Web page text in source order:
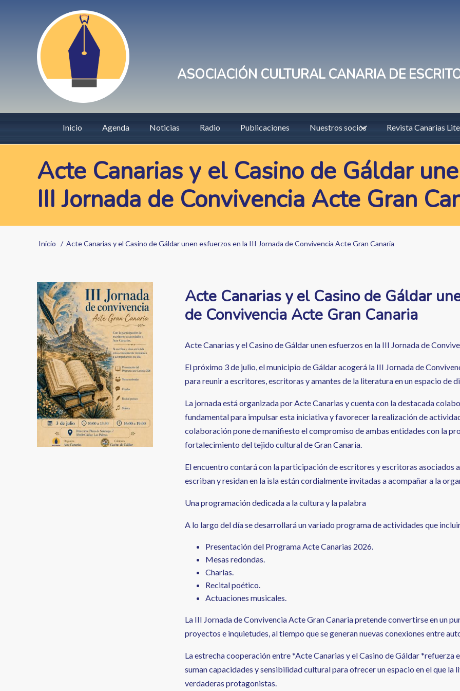
User
account
menu
ASOCIACIÓN CULTURAL CANARIA DE
Main
navigation
Inicio Agenda Noticias Radio Publicaciones Nuestros socios Revista Canarias
Acte Canarias y el Casino de Gáldar
III Jornada de Convivencia Acte Gran
Sobrescribir
de
ayuda
a
la
navegación
Inicio Acte Canarias y el Casino de Gáldar unen esfuerzos en la III Jornada de Convivencia Acte Gran Canaria
Image
Acte Canarias y el Casino de Gáldar
de Convivencia Acte Gran Canaria
Acte Canarias y el Casino de Gáldar unen esfuerzos en la III Jornada de
El próximo 3 de julio, el municipio de Gáldar acogerá la III Jornada de
para reunir a escritores, escritoras y amantes de la literatura en un espacio
La jornada está organizada por Acte Canarias y cuenta con la destacada
fundamental para impulsar esta iniciativa y favorecer la realización de
colaboración pone de manifiesto el compromiso de ambas entidades con la
fortalecimiento del tejido cultural de Gran Canaria.
El encuentro contará con la participación de escritores y escritoras asociados
escriban y residan en la isla están cordialmente invitadas a acompañar a la
Una programación dedicada a la cultura y la palabra
A lo largo del día se desarrollará un variado programa de actividades que
Presentación del Programa Acte Canarias 2026.
Mesas redondas.
Charlas.
Recital poético.
Actuaciones musicales.
La III Jornada de Convivencia Acte Gran Canaria pretende convertirse en un
proyectos e inquietudes, al tiempo que se generan nuevas conexiones entre
La estrecha cooperación entre *Acte Canarias y el Casino de Gáldar
suman capacidades y sensibilidad cultural para ofrecer un espacio en el que la
verdaderas protagonistas.